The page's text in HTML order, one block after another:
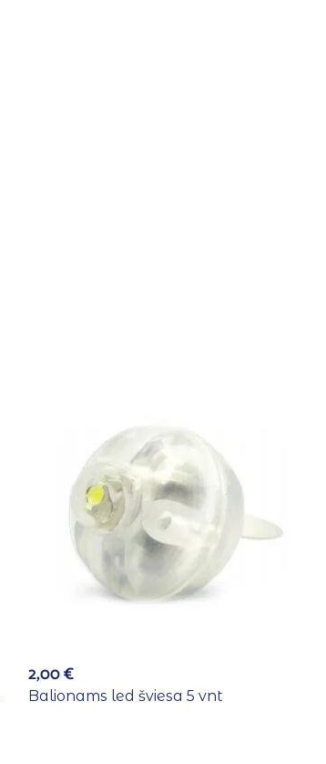
2,00€
Balionams led šviesa 5 vnt